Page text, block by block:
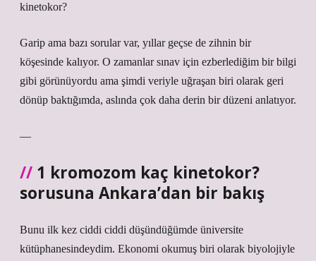
kinetokor?
Garip ama bazı sorular var, yıllar geçse de zihnin bir
köşesinde kalıyor. O zamanlar sınav için ezberlediğim bir bilgi
gibi görünüyordu ama şimdi veriyle uğraşan biri olarak geri
dönüp baktığımda, aslında çok daha derin bir düzeni anlatıyor.
—
1 kromozom kaç kinetokor?
sorusuna Ankara’dan bir bakış
Bunu ilk kez ciddi ciddi düşündüğümde üniversite
kütüphanesindeydim. Ekonomi okumuş biri olarak biyolojiyle